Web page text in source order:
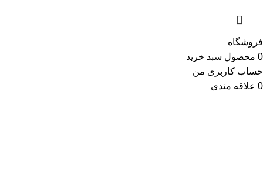
فروشگاه
0 محصول سبد خرید
حساب کاربری من
0 علاقه مندی